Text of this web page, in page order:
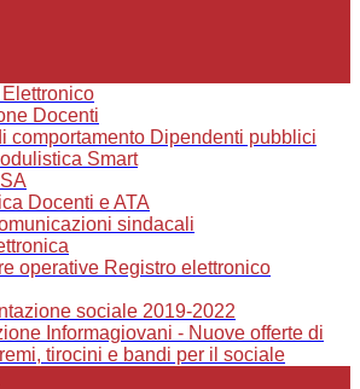
Docenti
comportamento Dipendenti pubblici
Smart
Docenti e ATA
sindacali
operative Registro elettronico
sociale 2019-2022
Informagiovani - Nuove offerte di
tirocini e bandi per il sociale